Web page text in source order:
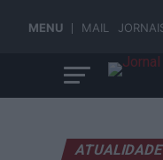
MENU MAIL
ATUALIDADE